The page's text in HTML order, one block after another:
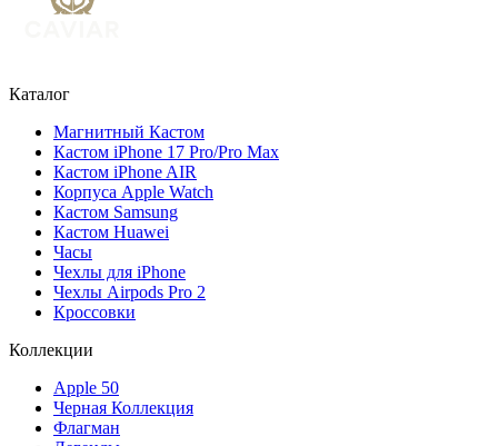
Каталог
Магнитный Кастом
Кастом iPhone 17 Pro/Pro Max
Кастом iPhone AIR
Корпуса Apple Watch
Кастом Samsung
Кастом Huawei
Часы
Чехлы для iPhone
Чехлы Airpods Pro 2
Кроссовки
Коллекции
Apple 50
Черная Коллекция
Флагман